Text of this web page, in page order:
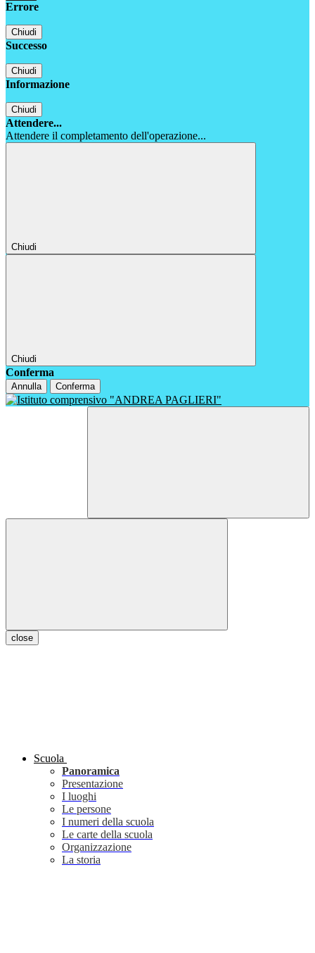
Errore
Chiudi
Successo
Chiudi
Informazione
Chiudi
Attendere...
Attendere il completamento dell'operazione...
Chiudi
Chiudi
Conferma
Annulla Conferma
close
Scuola
Panoramica
Presentazione
I luoghi
Le persone
I numeri della scuola
Le carte della scuola
Organizzazione
La storia